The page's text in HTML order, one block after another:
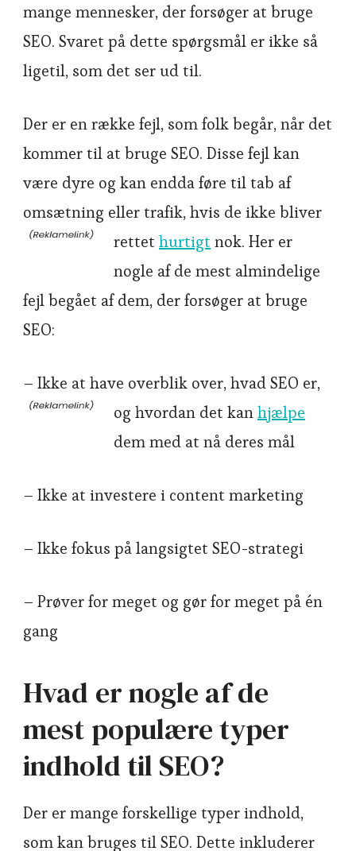
mange mennesker, der forsøger at bruge
SEO. Svaret på dette spørgsmål er ikke så
ligetil, som det ser ud til.
Der er en række fejl, som folk begår, når det
kommer til at bruge SEO. Disse fejl kan
være dyre og kan endda føre til tab af
omsætning eller trafik, hvis de ikke bliver
rettet hurtigt nok. Her er
nogle af de mest almindelige
fejl begået af dem, der forsøger at bruge
SEO:
– Ikke at have overblik over, hvad SEO er,
og hvordan det kanhjælpe
dem med at nå deres mål
– Ikke at investere i content marketing
– Ikke fokus på langsigtet SEO-strategi
– Prøver for meget og gør for meget på én
gang
Hvad er nogle af de
mest populære typer
indhold til SEO?
Der er mange forskellige typer indhold,
som kan bruges til SEO. Dette inkluderer